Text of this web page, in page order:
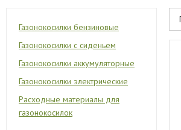
Газонокосилки бензиновые
Газонокосилки с сиденьем
Газонокосилки аккумуляторные
Газонокосилки электрические
Расходные материалы для
газонокосилок